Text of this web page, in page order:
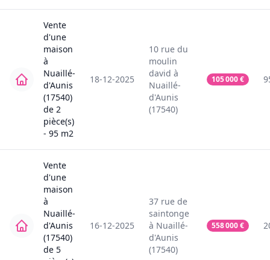
Vente
d'une
maison
à
Nuaillé-
d'Aunis
(17540)
de 2
pièce(s)
- 95 m2
18-12-2025
10 rue du
moulin
david à
Nuaillé-
d'Aunis
(17540)
105 000€
Vente
d'une
maison
à
Nuaillé-
d'Aunis
(17540)
de 5
16-12-2025
37 rue de
saintonge
à Nuaillé-
d'Aunis
(17540)
558 000€